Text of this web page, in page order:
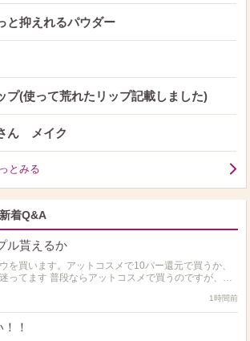
と抑えれるパウダー
プ(使って荒れたリップ記載しました)
ん メイク
とみる
着Q&A
ル貰えるか
を買います。アットコスメで10パー還元で買うか、
ってます 普段ならアットコスメで買うのですが、コ
構くれる感じなら店頭で買ってみた…
1時間前
！